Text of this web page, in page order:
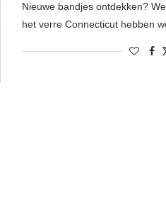
Nieuwe bandjes ontdekken?
het verre Connecticut hebben